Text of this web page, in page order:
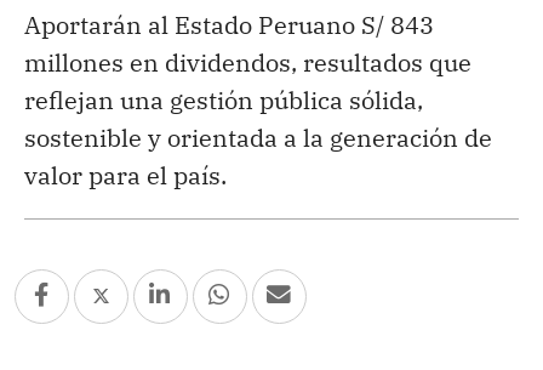
Aportarán al Estado Peruano S/ 843
millones en dividendos, resultados que
reflejan una gestión pública sólida,
sostenible y orientada a la generación de
valor para el país.